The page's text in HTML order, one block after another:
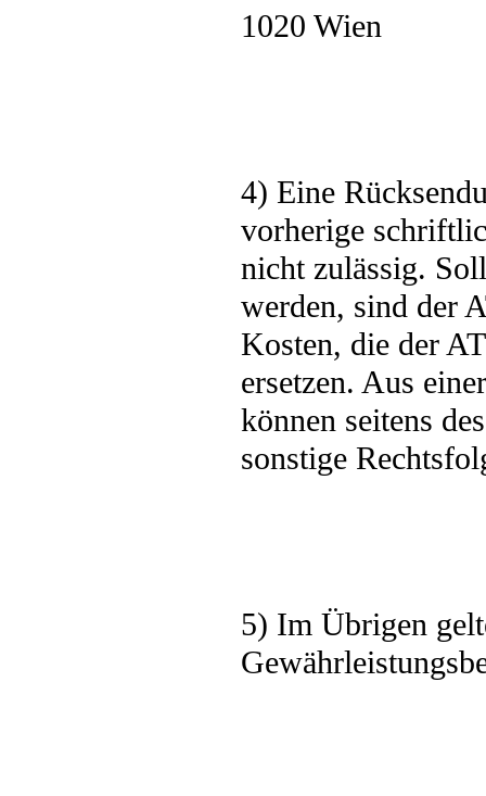
1020 Wien
4) Eine
vorherige
nicht zulässig.
werden, sind der
Kosten, die der
ersetzen. Aus
können seitens
sonstige
5) Im Übrigen